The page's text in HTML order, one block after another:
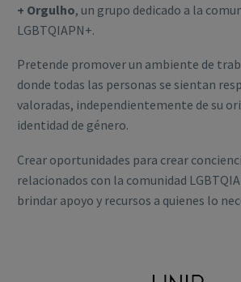
+ Orgulho, un grupo dedicado a la
LGBTQIAPN+.
Pretende promover un ambiente de
donde todas las personas se sientan
valoradas, independientemente de su
identidad de género.
Crear oportunidades para crear
relacionados con la comunidad
brindar apoyo y recursos a quienes lo